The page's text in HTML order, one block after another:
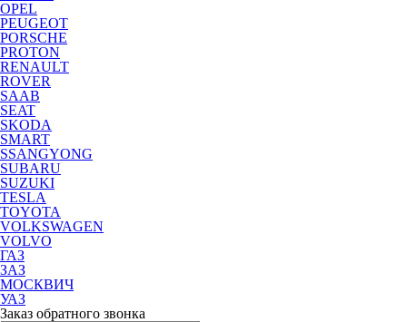
OPEL
PEUGEOT
PORSCHE
PROTON
RENAULT
ROVER
SAAB
SEAT
SKODA
SMART
SSANGYONG
SUBARU
SUZUKI
TESLA
TOYOTA
VOLKSWAGEN
VOLVO
ГАЗ
ЗАЗ
МОСКВИЧ
УАЗ
Заказ обратного звонка